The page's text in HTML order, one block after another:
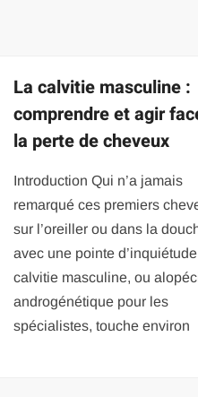
La calvitie masculine :
comprendre et agir
la perte de cheveux
Introduction Qui n’a jamais
remarqué ces premiers
sur l’oreiller ou dans la
avec une pointe
calvitie masculine, ou
androgénétique pour les
spécialistes, touche environ